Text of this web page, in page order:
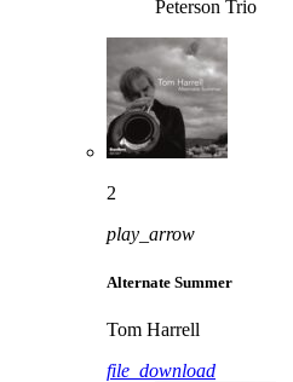
Peterson Trio
2
play_arrow
Alternate Summer
Tom Harrell
file_download